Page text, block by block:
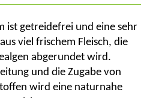
ist getreidefrei und eine sehr
viel frischem Fleisch, die
abgerundet wird.
und die Zugabe von
wird eine naturnahe